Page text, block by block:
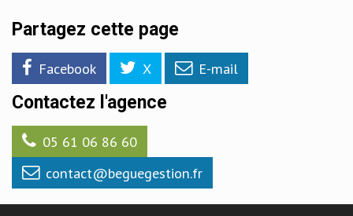
Partagez cette page
Facebook X E-mail
Contactez l'agence
05 61 06 86 60
contact@beguegestion.fr